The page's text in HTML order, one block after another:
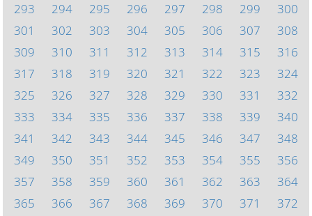
293
294 295 296 297 298 299
300
301
302 303 304 305 306 307
308
309
310 311 312 313 314 315
316
317
318 319 320 321 322 323
324
325
326 327 328 329 330 331
332
333
334 335 336 337 338 339
340
341
342 343 344 345 346 347
348
349
350 351 352 353 354 355
356
357
358 359 360 361 362 363
364
365
366 367 368 369 370 371 372